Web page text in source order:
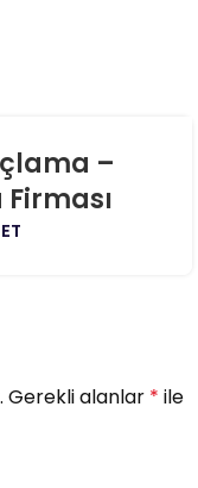
–
Gerekli alanlar * ile